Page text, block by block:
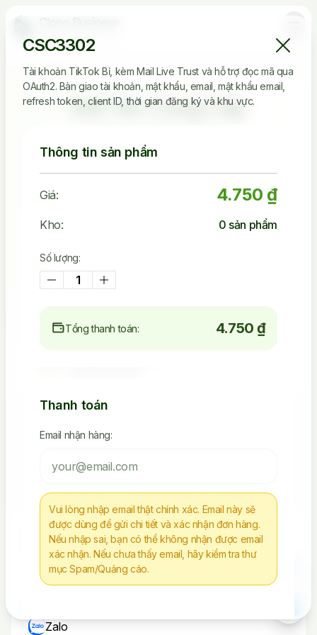
Đối Tác Cung Cấp
Clone Tin Cậy
45.242
CSC3302
Tài khoản TikTok Bỉ, kèm Mail Live Trust và hỗ trợ đọc mã qua
OAuth2. Bàn giao tài khoản, mật khẩu, email, mật khẩu email,
refresh token, client ID, thời gian đăng ký và khu vực.
Thông tin sản phẩm
Giá: 4.750 ₫
Kho: 0 sản phẩm
Số lượng:
Tổng thanh toán: 4.750 ₫
Thanh toán
Email nhận hàng:
Vui lòng nhập email thật chính xác. Email này sẽ
được dùng để gửi chi tiết và xác nhận đơn hàng.
Nếu nhập sai, bạn có thể không nhận được email
xác nhận. Nếu chưa thấy email, hãy kiểm tra thư
mục Spam/Quảng cáo.
Chúng tôi không chịu trách nhiệm cho bất kì
hành vi nào sử dụng tài nguyên sai mục đích
Zalo